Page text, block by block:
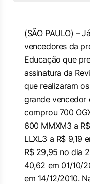
(SÃO PAULO) –
vencedores da
Educação que
assinatura da
que realizaram
grande vencedor
comprou 700
600 MMXM3 a
LLXL3 a R$ 9,19
R$ 29,95 no dia
40,62 em 01/10/
em 14/12/2010.